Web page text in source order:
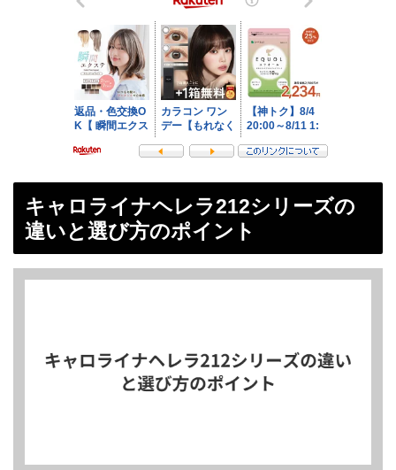
キャロライナヘレラ212シリーズの
違いと選び方のポイント